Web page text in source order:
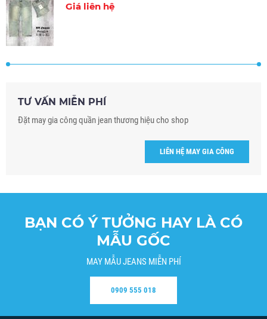
Giá liên hệ
TƯ VẤN MIỄN PHÍ
Đặt may gia công quần jean thương hiệu cho shop
LIÊN HỆ MAY GIA CÔNG
BẠN CÓ Ý TƯỞNG HAY LÀ CÓ
MẪU GỐC
MAY MẪU JEANS MIỄN PHÍ
0909 555 018